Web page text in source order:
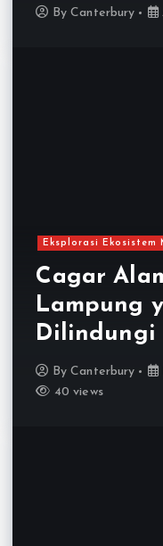
ByCanterbury
Eksplorasi Ekosistem
Cagar
Lampung
Dilindungi
ByCanterbury
40 views